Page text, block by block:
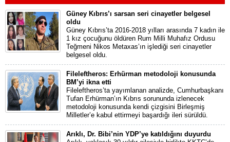
Güney Kıbrıs’ı sarsan seri cinayetler belgesel
oldu
Güney Kıbrıs’ta 2016-2018 yılları arasında 7 kadın ile
1 kız çocuğunu öldüren Rum Milli Muhafız Ordusu
Teğmeni Nikos Metaxas’ın işlediği seri cinayetler
belgesel oldu.
Fileleftheros: Erhürman metodoloji konusunda
BM’yi ikna etti
Fileleftheros’ta yayımlanan analizde, Cumhurbaşkanı
Tufan Erhürman’ın Kıbrıs sorununda izlenecek
metodoloji konusunda kendi çizgisini Birleşmiş
Milletler’e kabul ettirmeyi başardığı ileri sürüldü.
Arıklı, Dr. Bibi’nin YDP’ye katıldığını duyurdu